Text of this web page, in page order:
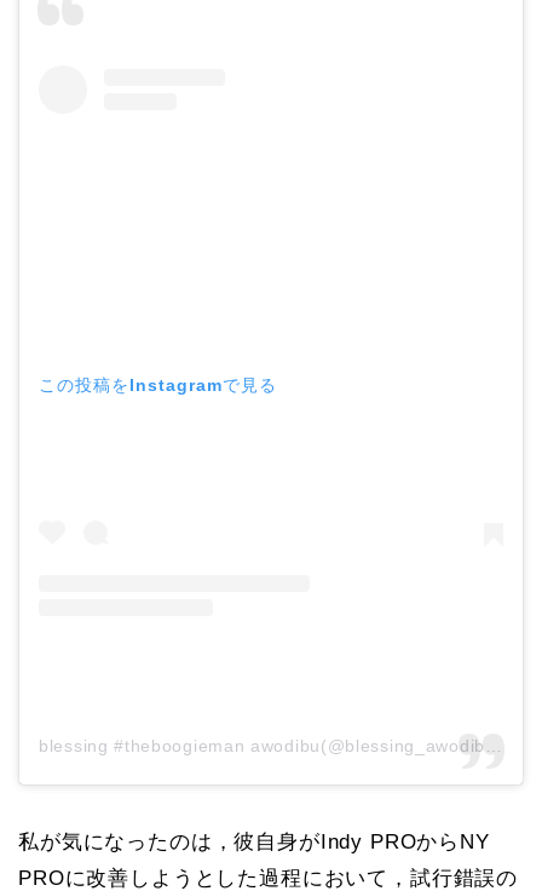
この投稿をInstagramで見る
私が気になったのは，彼自身がIndy PROからNY
PROに改善しようとした過程において，試行錯誤の